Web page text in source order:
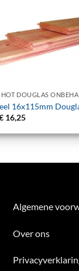
16x115mm
16,25Prijsklasse:
tot
€ 16,25
Algemene
Over ons